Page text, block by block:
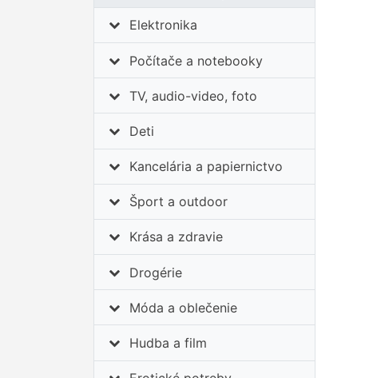
Elektronika
Počítače a notebooky
TV, audio-video, foto
Deti
Kancelária a papiernictvo
Šport a outdoor
Krása a zdravie
Drogérie
Móda a oblečenie
Hudba a film